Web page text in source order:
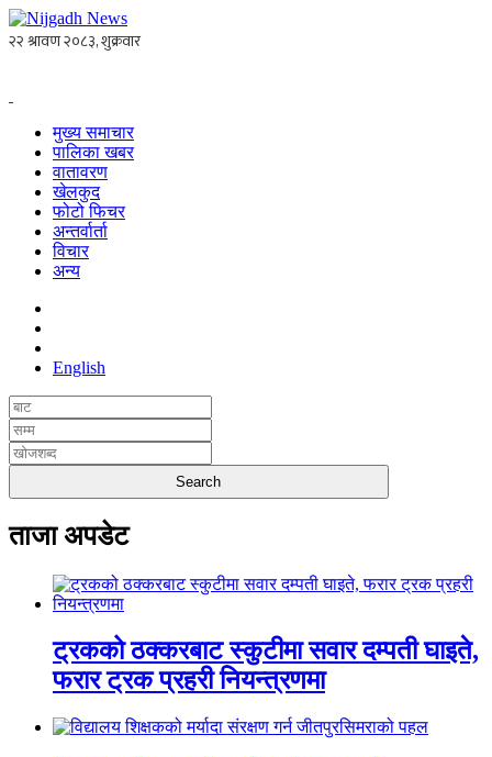
मुख्य समाचार
पालिका खबर
वातावरण
खेलकुद
फोटो फिचर
अन्तर्वार्ता
विचार
अन्य
English
ताजा अपडेट
ट्रकको ठक्करबाट स्कुटीमा सवार दम्पती घाइते,
फरार ट्रक प्रहरी नियन्त्रणमा